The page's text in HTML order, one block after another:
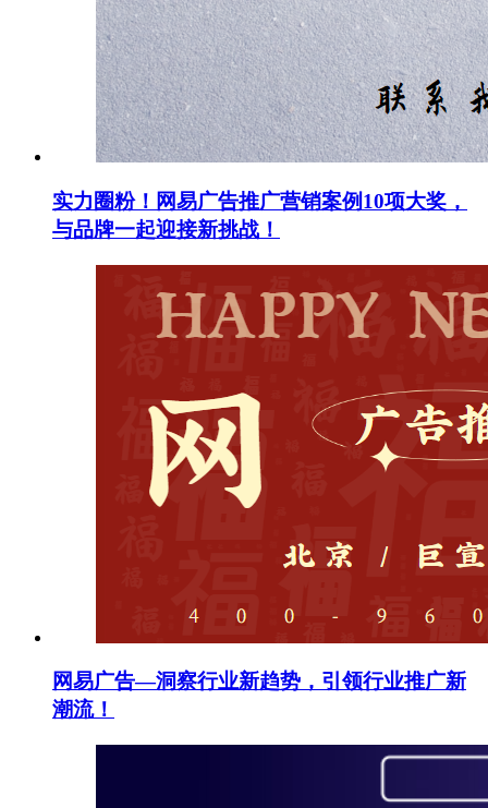
实力圈粉！网易广告推广营销案例10项大奖，
与品牌一起迎接新挑战！
网易广告—洞察行业新趋势，引领行业推广新
潮流！